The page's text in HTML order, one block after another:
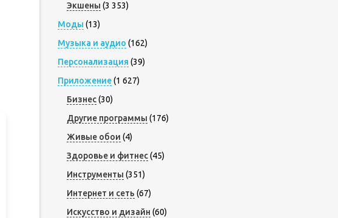
Экшены (3 353)
Моды (13)
Музыка и аудио (162)
Персонализация (39)
Приложение(1 627)
Бизнес(30)
Другие программы (176)
Живые обои (4)
Здоровье и фитнес(45)
Инструменты (351)
Интернет и сеть (67)
Искусство и дизайн (60)